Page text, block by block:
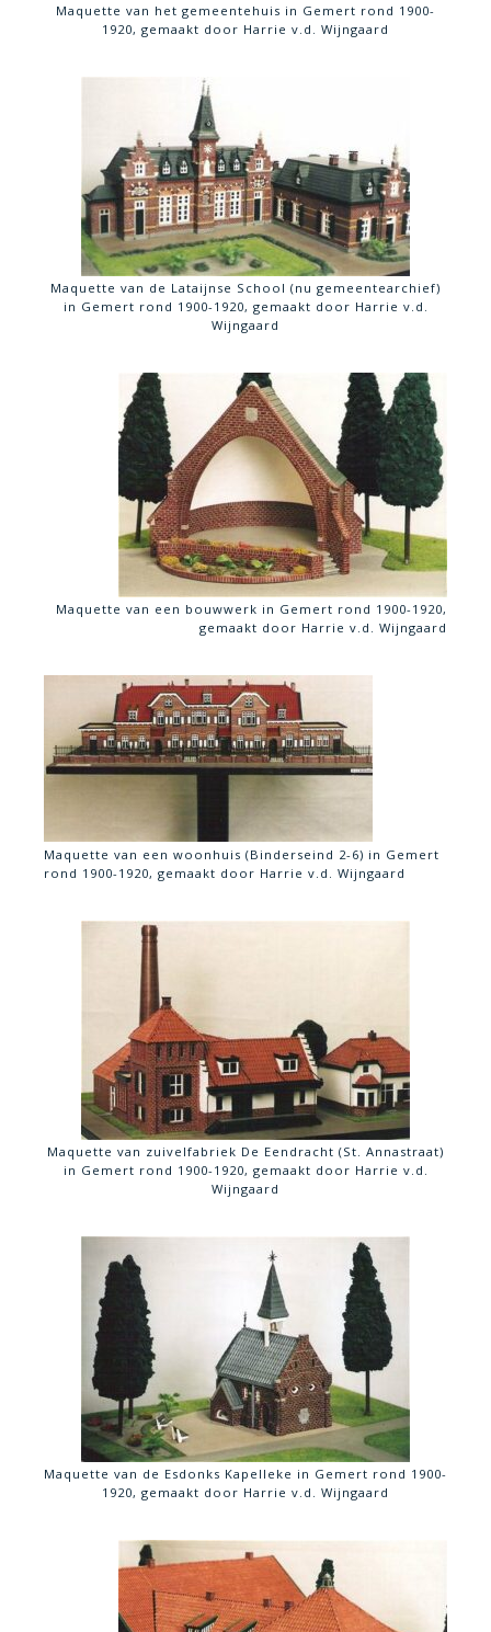
Maquette van het gemeentehuis in Gemert rond 1900-
1920, gemaakt door Harrie v.d. Wijngaard
Maquette van de Lataijnse School (nu gemeentearchief)
in Gemert rond 1900-1920, gemaakt door Harrie v.d.
Wijngaard
Maquette van een bouwwerk in Gemert rond 1900-1920,
gemaakt door Harrie v.d. Wijngaard
Maquette van een woonhuis (Binderseind 2-6) in Gemert
rond 1900-1920, gemaakt door Harrie v.d. Wijngaard
Maquette van zuivelfabriek De Eendracht (St. Annastraat)
in Gemert rond 1900-1920, gemaakt door Harrie v.d.
Wijngaard
Maquette van de Esdonks Kapelleke in Gemert rond 1900-
1920, gemaakt door Harrie v.d. Wijngaard